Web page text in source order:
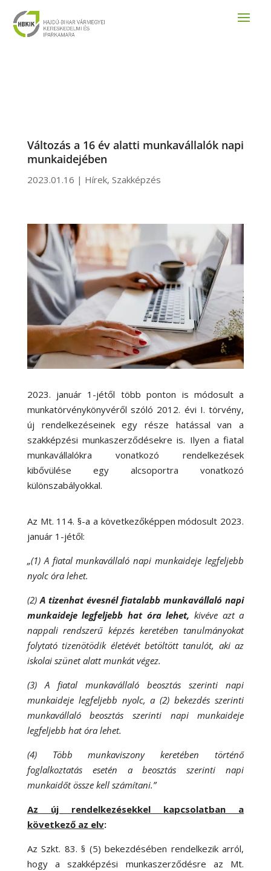
Változás a 16 év alatti munkavállalók napi
munkaidejében
2023.01.16 | Hírek, Szakképzés
2023. január 1-jétől több ponton is módosult a
munkatörvénykönyvéről szóló 2012. évi I. törvény,
új rendelkezéseinek egy része hatással van a
szakképzési munkaszerződésekre is. Ilyen a fiatal
munkavállalókra vonatkozó rendelkezések
kibővülése egy alcsoportra vonatkozó
különszabályokkal.
Az Mt. 114. §-a a következőképpen módosult 2023.
január 1-jétől:
„(1) A fiatal munkavállaló napi munkaideje legfeljebb
nyolc óra lehet.
(2)A tizenhat évesnél fiatalabb munkavállaló napi
munkaideje legfeljebb hat óra lehet, kivéve azt a
nappali rendszerű képzés keretében tanulmányokat
folytató tizenötödik életévét betöltött tanulót, aki az
iskolai szünet alatt munkát végez.
(3) A fiatal munkavállaló beosztás szerinti napi
munkaideje legfeljebb nyolc, a (2) bekezdés szerinti
munkavállaló beosztás szerinti napi munkaideje
legfeljebb hat óra lehet.
(4) Több munkaviszony keretében történő
foglalkoztatás esetén a beosztás szerinti napi
munkaidőt össze kell számítani.”
Az új rendelkezésekkel kapcsolatban a
következő az elv:
Az Szkt. 83. § (5) bekezdésében rendelkezik arról,
hogy a szakképzési munkaszerződésre az Mt.